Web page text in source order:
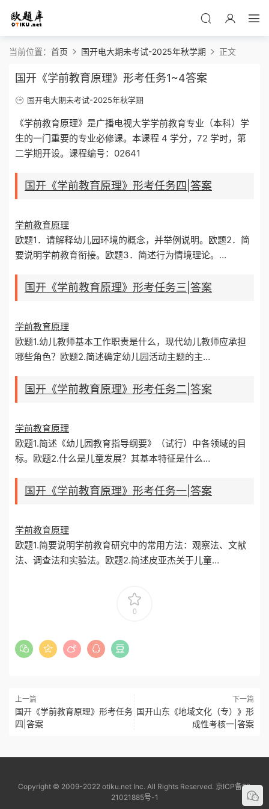
当前位置： 首页 国开电大期未考试-2025年秋学期 正文
国开《学前教育原理》形考任务1~4答案
国开电大期未考试-2025年秋学期
《学前教育原理》是广播电视大学学前教育专业（本科）学
生的一门重要的专业必修课。本课程 4 学分，72 学时，第
二学期开设。课程编号：02641
国开《学前教育原理》形考任务四|答案
学前教育原理
欧题1．请解释幼儿园环境的概念，并举例说明。欧题2．简
要说明学前教育衔接。欧题3．简述行为情境理论。…
国开《学前教育原理》形考任务三|答案
学前教育原理
欧题1.幼儿教师基本工作职责是什么，现代幼儿教师应承担
哪些角色？欧题2.简述确定幼儿园活动主题的主…
国开《学前教育原理》形考任务二|答案
学前教育原理
欧题1.简述《幼儿园教育指导纲要》（试行）中各领域的目
标。欧题2.什么是儿童发展？其基本特征是什么…
国开《学前教育原理》形考任务一|答案
学前教育原理
欧题1.简要说明学前教育研究中的常用方法：观察法、文献
法、调查法和实验法。欧题2.简述皮亚杰关于儿童…
0
上一篇
国开《学前教育原理》形考任务
四|答案
下一篇
国开山东《地域文化（专）》形
成性考核一|答案
Copyright © 2009-2022 otiku.net Inc. All Rights Reserved. 京ICP备20
21021885号-1